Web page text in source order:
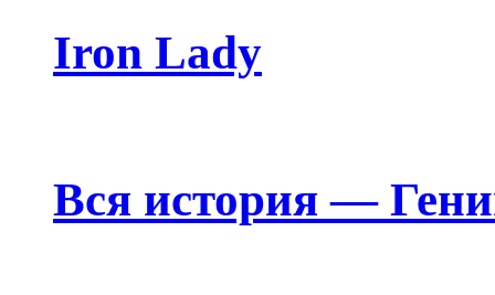
Iron Lady
Вся история —